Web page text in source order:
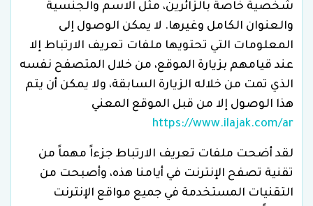
شخصية خاصة بالزائرين، مثل الاسم والجنسية
والعنوان الكامل وغيرها. لا يمكن الوصول إلى
المعلومات التي تحتويها ملفات تعريف الارتباط إلا
عند قيامهم بزيارة الموقع، من خلال المتصفح نفسه
الذي تمت من خلاله الزيارة السابقة، ولا يمكن أن يتم
هذا الوصول إلا من قبل الموقع المعني
https://www.ilajak.com/ar
لقد أضحت ملفات تعريف الارتباط جزءاً مهماً من
تقنية تصفح الإنترنت في أيامنا هذه، وأصبحت من
التقنيات المستخدمة في جميع مواقع الإنترنت